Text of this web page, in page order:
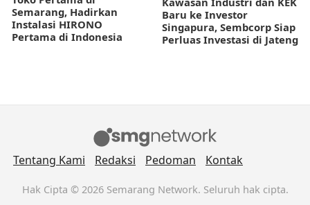
Semarang, Hadirkan
Instalasi HIRONO
Pertama di Indonesia
Baru ke Investor
Singapura, Sembcorp Siap
Perluas Investasi di Jateng
Tentang Kami Redaksi Pedoman Kontak
Hak Cipta © 2026 Semarang Network. Seluruh hak cipta.